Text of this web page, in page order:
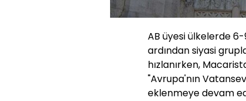
AB üyesi ülkelerde
ardından siyasi
hızlanırken,
"Avrupa'nın
eklenmeye devam